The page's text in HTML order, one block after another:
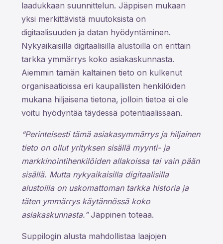
laadukkaan suunnittelun. Jäppisen mukaan
yksi merkittävistä muutoksista on
digitaalisuuden ja datan hyödyntäminen.
Nykyaikaisilla digitaalisilla alustoilla on erittäin
tarkka ymmärrys koko asiakaskunnasta.
Aiemmin tämän kaltainen tieto on kulkenut
organisaatioissa eri kaupallisten henkilöiden
mukana hiljaisena tietona, jolloin tietoa ei ole
voitu hyödyntää täydessä potentiaalissaan.
“Perinteisesti tämä asiakasymmärrys ja hiljainen
tieto on ollut yrityksen sisällä myynti- ja
markkinointihenkilöiden allakoissa tai vain pään
sisällä. Mutta nykyaikaisilla digitaalisilla
alustoilla on uskomattoman tarkka historia ja
täten ymmärrys käytännössä koko
asiakaskunnasta.”Jäppinen toteaa.
Suppilogin alusta mahdollistaa laajojen